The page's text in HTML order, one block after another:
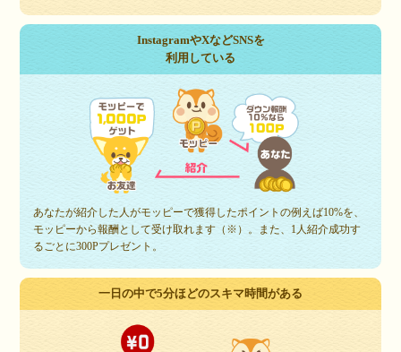
InstagramやXなどSNSを
利用している
あなたが紹介した人がモッピーで獲得したポイントの例えば10%を、
モッピーから報酬として受け取れます（※）。また、1人紹介成功す
るごとに300Pプレゼント。
一日の中で5分ほどのスキマ時間がある